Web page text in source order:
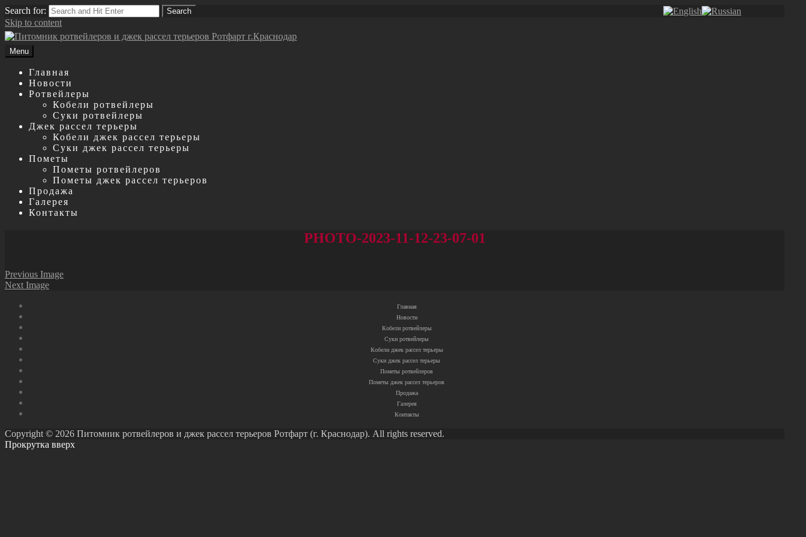
Search for: Search
Skip to content
Menu
Главная
Новости
Ротвейлеры
Кобели ротвейлеры
Суки ротвейлеры
Джек рассел терьеры
Кобели джек рассел терьеры
Суки джек рассел терьеры
Пометы
Пометы ротвейлеров
Пометы джек рассел терьеров
Продажа
Галерея
Контакты
PHOTO-2023-11-12-23-07-01
Previous Image
Next Image
Главная
Новости
Кобели ротвейлеры
Суки ротвейлеры
Кобели джек рассел терьеры
Суки джек рассел терьеры
Пометы ротвейлеров
Пометы джек рассел терьеров
Продажа
Галерея
Контакты
Copyright © 2026 Питомник ротвейлеров и джек рассел терьеров Ротфарт (г. Краснодар). All rights reserved.
Прокрутка вверх